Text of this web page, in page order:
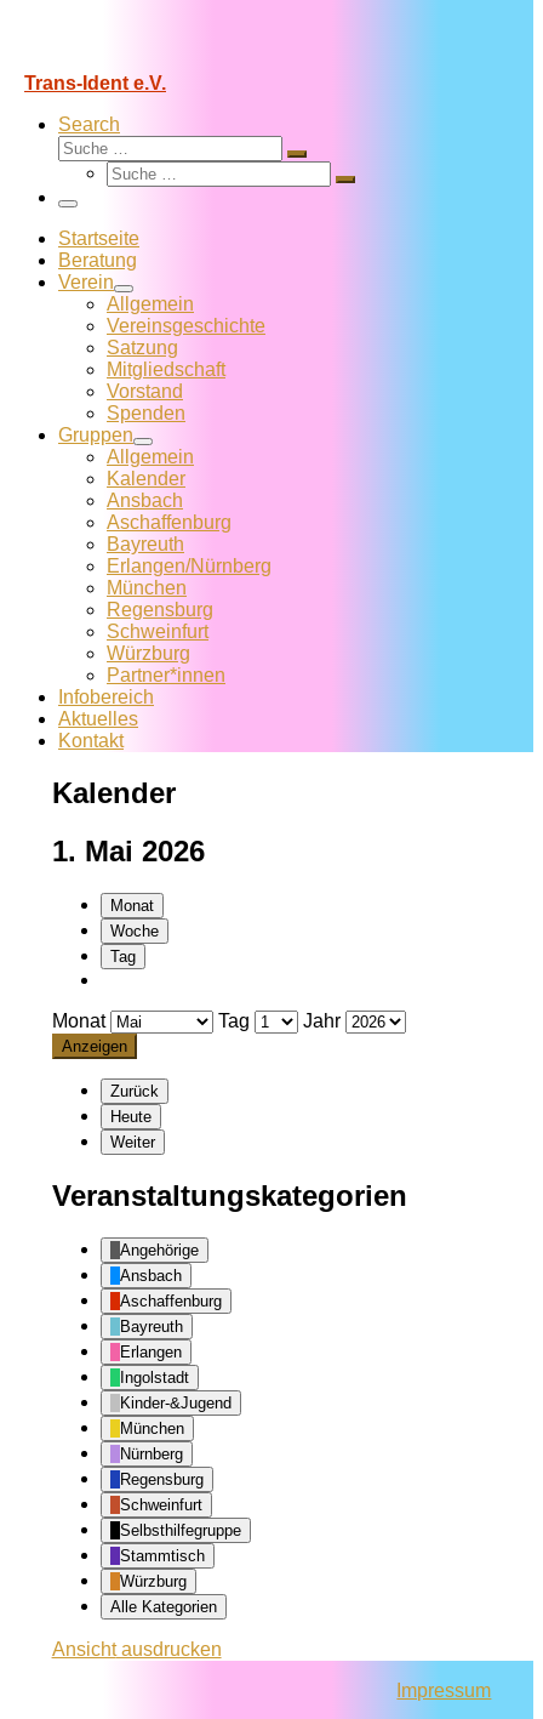
Trans-Ident e.V.
Search
Suche
Suche
Suche
Suche
Menü
Startseite
Beratung
Verein
Allgemein
Vereins­geschichte
Satzung
Mitglied­schaft
Vorstand
Spenden
Gruppen
Allgemein
Kalender
Ansbach
Aschaffenburg
Bayreuth
Erlangen/Nürnberg
München
Regensburg
Schweinfurt
Würzburg
Partner*innen
Infobereich
Aktuelles
Kontakt
Kalender
1. Mai 2026
Monat
Woche
Tag
Monat Tag Jahr
Zurück
Heute
Weiter
Veranstaltungskategorien
Angehörige
Ansbach
Aschaffenburg
Bayreuth
Erlangen
Ingolstadt
Kinder-&Jugend
München
Nürnberg
Regensburg
Schweinfurt
Selbsthilfegruppe
Stammtisch
Würzburg
Alle Kategorien
Ansichtausdrucken
Impressum